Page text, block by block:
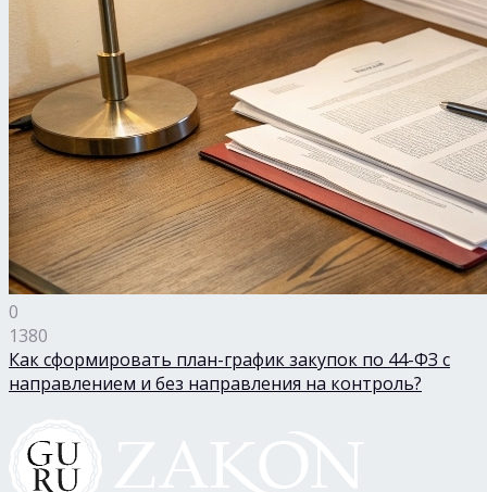
0
1380
Как сформировать план-график закупок по 44-ФЗ с
направлением и без направления на контроль?